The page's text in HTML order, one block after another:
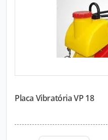
Placa Vibratória VP 18